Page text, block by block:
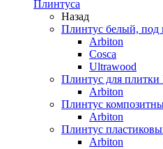
Плинтуса
Назад
Плинтус белый, под
Arbiton
Cosca
Ultrawood
Плинтус для
Arbiton
Плинтус
Arbiton
Плинтус
Arbiton